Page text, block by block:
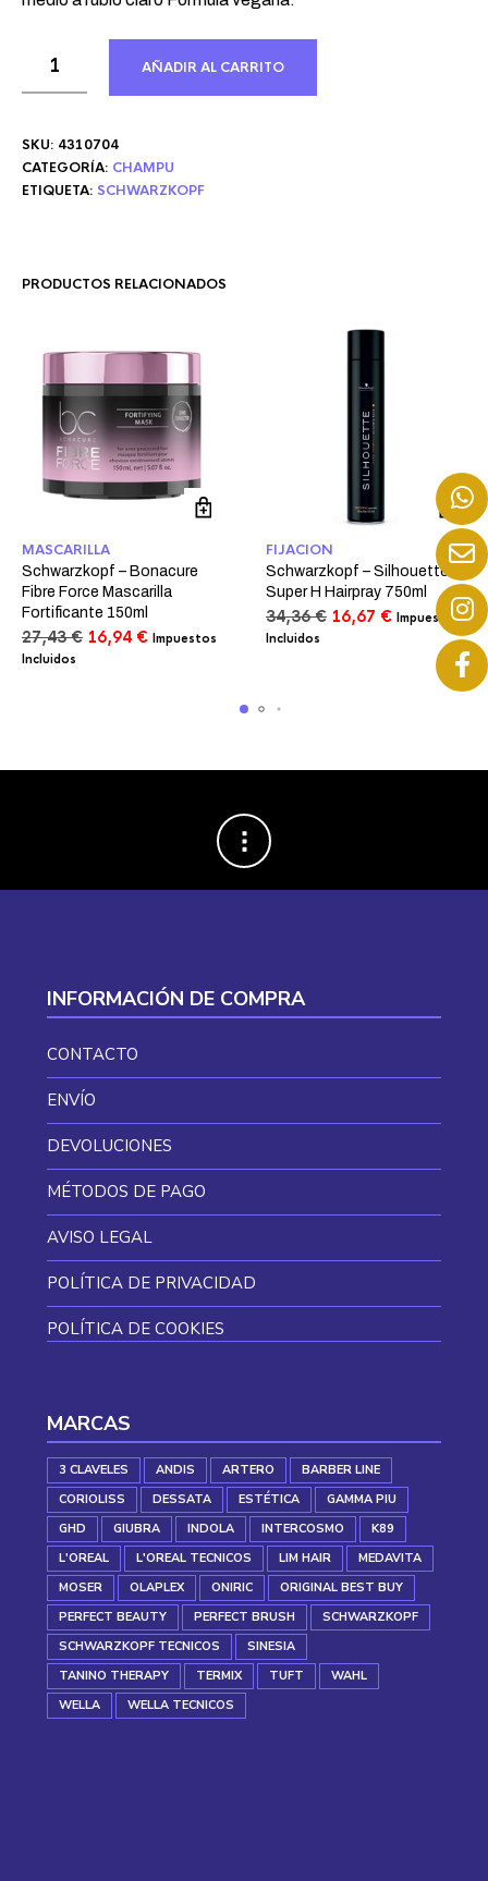
AÑADIR AL CARRITO
SKU: 4310704
CATEGORÍA: CHAMPU
ETIQUETA: SCHWARZKOPF
PRODUCTOS RELACIONADOS
MASCARILLA
Schwarzkopf – Bonacure
Fibre Force Mascarilla
Fortificante 150ml
27,43€ El
16,94 €ElImpuestos
Incluidos
FIJACION
Schwarzkopf – Silhouette
Super H Hairpray 750ml
34,36€ El
16,67 €El
actual
16,67 €.
Impuestos
Incluidos
INFORMACIÓN DE COMPRA
CONTACTO
ENVÍO
DEVOLUCIONES
MÉTODOS DE PAGO
AVISO LEGAL
POLÍTICA DE PRIVACIDAD
POLÍTICA DE COOKIES
MARCAS
3 CLAVELES ANDIS ARTERO
BARBER LINE
CORIOLISS
DESSATA ESTÉTICA
GAMMA PIU
GHD
GIUBRA INDOLA INTERCOSMO
K89
L'OREAL
L'OREAL TECNICOS LIM HAIR
MEDAVITA
MOSER
OLAPLEX ONIRIC
ORIGINAL BEST BUY
PERFECT BEAUTY
PERFECT BRUSH
SCHWARZKOPF
SCHWARZKOPF TECNICOS
SINESIA
TANINO THERAPY
TERMIX TUFT
WAHL
WELLA
WELLA TECNICOS